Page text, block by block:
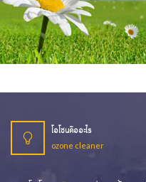
โอโซนคืออะไร
ozone cleaner